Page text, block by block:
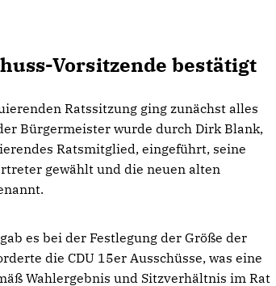
Vorsitzende bestätigt
Ratssitzung ging zunächst alles
Bürgermeister wurde durch Dirk Blank,
Ratsmitglied, eingeführt, seine
gewählt und die neuen alten
es bei der Festlegung der Größe der
die CDU 15er Ausschüsse, was eine
Wahlergebnis und Sitzverhältnis im Rat